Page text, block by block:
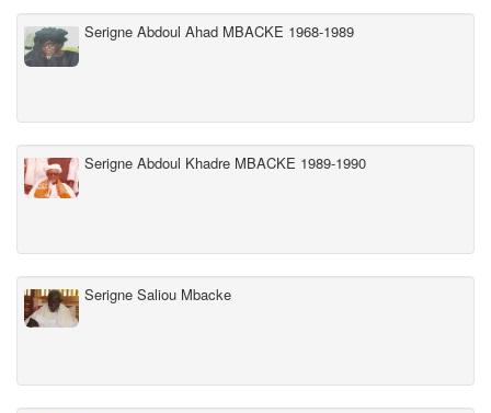
Serigne Abdoul Ahad MBACKE 1968-1989
Serigne Abdoul Khadre MBACKE 1989-1990
Serigne Saliou Mbacke